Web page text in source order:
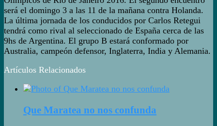
será el domingo 3 a las 11 de la mañana contra Holanda.
La última jornada de los conducidos por Carlos Retegui
tendrá como rival al seleccionado de España cerca de las
9hs de Argentina. El grupo B estará conformado por
Australia, campeón defensor, Inglaterra, India y Alemania.
Artículos Relacionados
Que Maratea no nos confunda